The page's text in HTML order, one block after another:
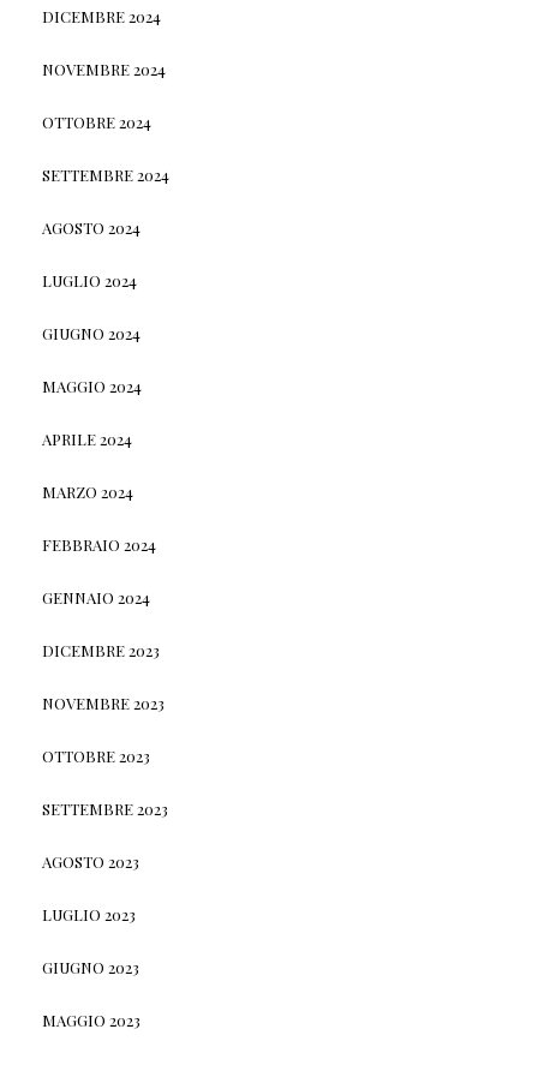
DICEMBRE 2024
NOVEMBRE 2024
OTTOBRE 2024
SETTEMBRE 2024
AGOSTO 2024
LUGLIO 2024
GIUGNO 2024
MAGGIO 2024
APRILE 2024
MARZO 2024
FEBBRAIO 2024
GENNAIO 2024
DICEMBRE 2023
NOVEMBRE 2023
OTTOBRE 2023
SETTEMBRE 2023
AGOSTO 2023
LUGLIO 2023
GIUGNO 2023
MAGGIO 2023